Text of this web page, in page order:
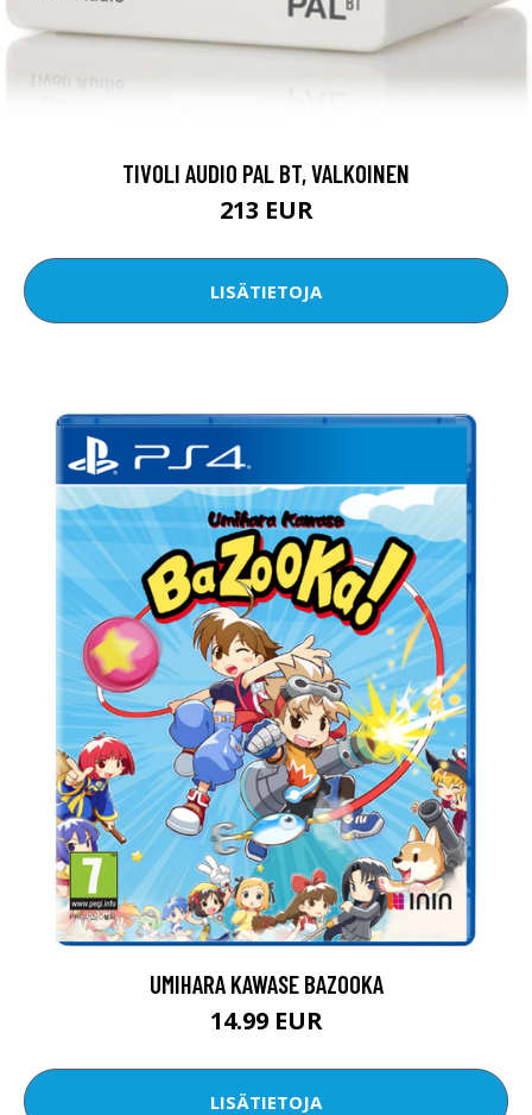
TIVOLI AUDIO PAL BT, VALKOINEN
213 EUR
LISÄTIETOJA
UMIHARA KAWASE BAZOOKA
14.99 EUR
LISÄTIETOJA